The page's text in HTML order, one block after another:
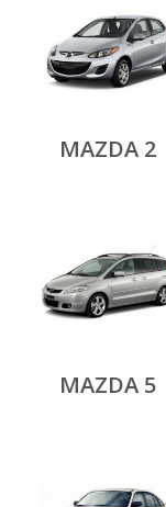
MAZDA 2
MAZDA 5